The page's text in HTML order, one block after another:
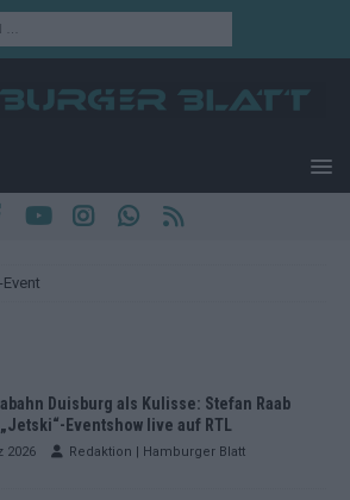
Event
Duisburg als Kulisse: Stefan Raab
Eventshow live auf RTL
2026 Redaktion | Hamburger Blatt